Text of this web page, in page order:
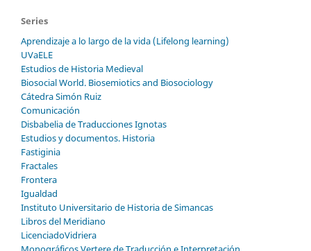
Series
Aprendizaje a lo largo de la vida (Lifelong learning)
UVaELE
Estudios de Historia Medieval
Biosocial World. Biosemiotics and Biosociology
Cátedra Simón Ruiz
Comunicación
Disbabelia de Traducciones Ignotas
Estudios y documentos. Historia
Fastiginia
Fractales
Frontera
Igualdad
Instituto Universitario de Historia de Simancas
Libros del Meridiano
LicenciadoVidriera